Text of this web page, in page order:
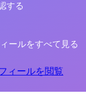
する
ールをすべて見る
ィールを閲覧